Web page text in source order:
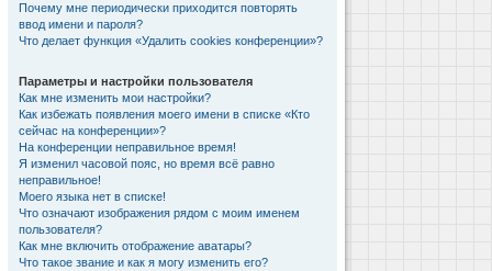
Почему мне периодически приходится повторять
ввод имени и пароля?
Что делает функция «Удалить cookies конференции»?
Параметры и настройки пользователя
Как мне изменить мои настройки?
Как избежать появления моего имени в списке «Кто
сейчас на конференции»?
На конференции неправильное время!
Я изменил часовой пояс, но время всё равно
неправильное!
Моего языка нет в списке!
Что означают изображения рядом с моим именем
пользователя?
Как мне включить отображение аватары?
Что такое звание и как я могу изменить его?